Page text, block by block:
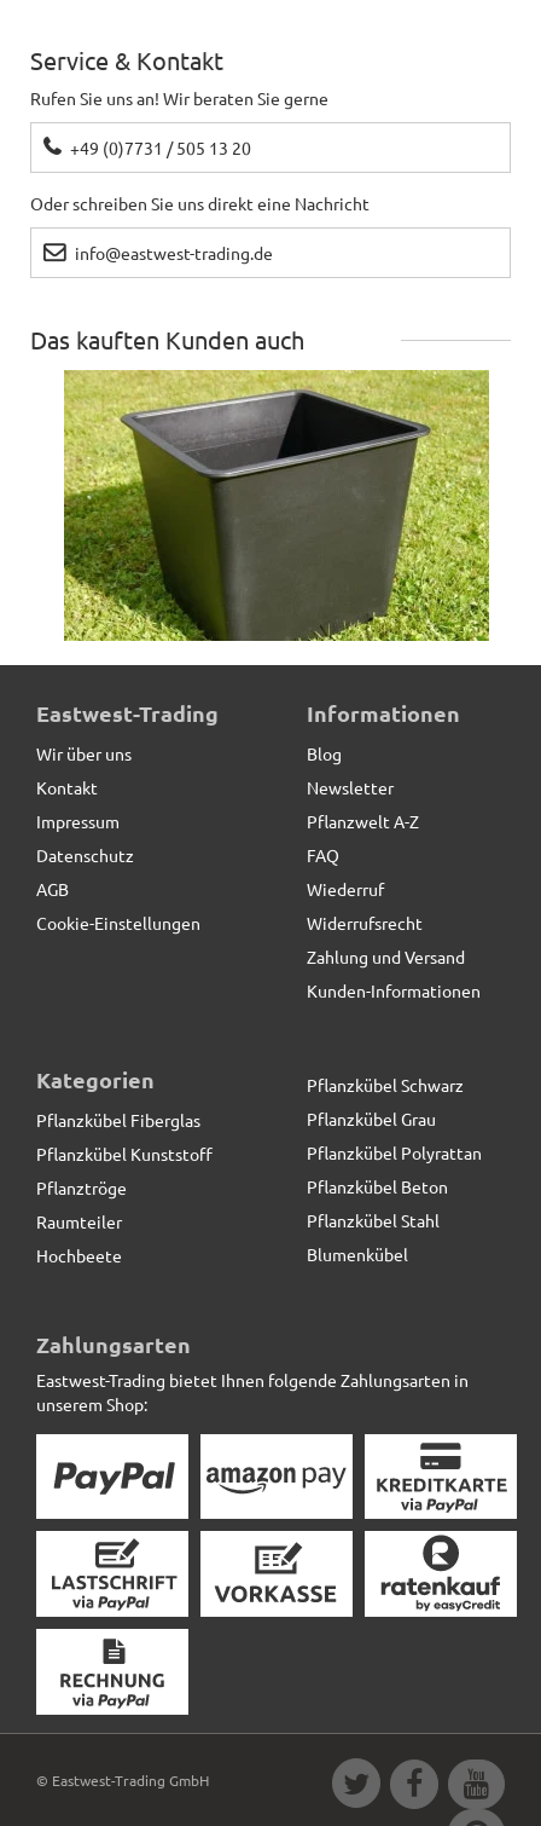
Service & Kontakt
Rufen Sie uns an! Wir beraten Sie gerne
+49 (0)7731 / 505 13 20
Oder schreiben Sie uns direkt eine Nachricht
info@eastwest-trading.de
Das kauften Kunden auch
Pflanzeinsatz L44x B44x H38cm
25,90 € *
4,40 € *
Eastwest-Trading
Wir über uns
Kontakt
Impressum
Datenschutz
AGB
Cookie-Einstellungen
Informationen
Blog
Newsletter
Pflanzwelt A-Z
FAQ
Wiederruf
Widerrufsrecht
Zahlung und Versand
Kunden-Informationen
Kategorien
Pflanzkübel Fiberglas
Pflanzkübel Kunststoff
Pflanztröge
Raumteiler
Hochbeete
Pflanzkübel Schwarz
Pflanzkübel Grau
Pflanzkübel Polyrattan
Pflanzkübel Beton
Pflanzkübel Stahl
Blumenkübel
Zahlungsarten
Eastwest-Trading bietet Ihnen folgende Zahlungsarten in
unserem Shop:
© Eastwest-Trading GmbH